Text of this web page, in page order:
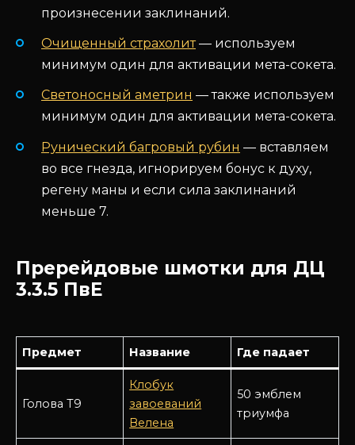
произнесении заклинаний.
Очищенный страхолит— используем
минимум один для активации мета-сокета.
Светоносный аметрин — также используем
минимум один для активации мета-сокета.
Рунический багровый рубин — вставляем
во все гнезда, игнорируем бонус к духу,
регену маны и если сила заклинаний
меньше 7.
Пререйдовые шмотки для ДЦ
3.3.5 ПвЕ
Предмет Название Где падает
Голова Т9
Клобук
завоеваний
Велена
50 эмблем
триумфа